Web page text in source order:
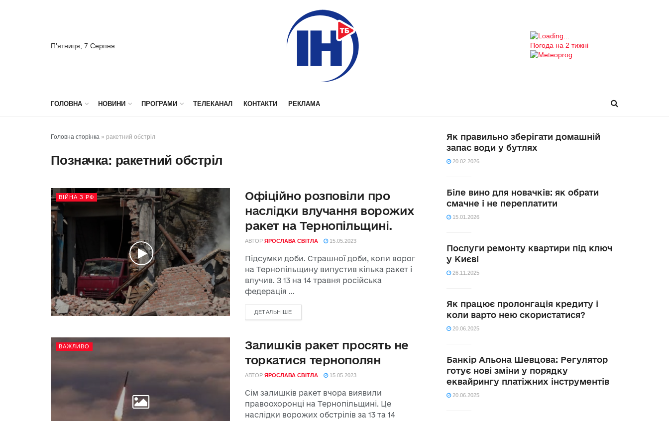
П’ятниця, 7 Серпня Погода на 2 тижні
ГОЛОВНА НОВИНИ ПРОГРАМИ ТЕЛЕКАНАЛ КОНТАКТИ РЕКЛАМА
Головна сторінка » ракетний обстріл
Позначка: ракетний обстріл
ВІЙНА З РФ
Офіційно розповіли про
наслідки влучання ворожих
ракет на Тернопільщині.
АВТОР ЯРОСЛАВА СВІТЛА 15.05.2023
Підсумки доби. Страшної доби, коли ворог
на Тернопільщину випустив кілька ракет і
влучив. З 13 на 14 травня російська
федерація ...
ДЕТАЛЬНІШЕ
ВАЖЛИВО
Залишків ракет просять не
торкатися тернополян
АВТОР ЯРОСЛАВА СВІТЛА 15.05.2023
Сім залишків ракет вчора виявили
правоохоронці на Тернопільщині. Це
наслідки ворожих обстрілів за 13 та 14
Як правильно зберігати домашній
запас води у бутлях
20.02.2026
Біле вино для новачків: як обрати
смачне і не переплатити
15.01.2026
Послуги ремонту квартири під ключ
у Києві
26.11.2025
Як працює пролонгація кредиту і
коли варто нею скористатися?
20.06.2025
Банкір Альона Шевцова: Регулятор
готує нові зміни у порядку
еквайрингу платіжних інструментів
20.06.2025